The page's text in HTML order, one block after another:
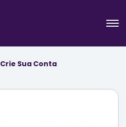
Crie Sua Conta